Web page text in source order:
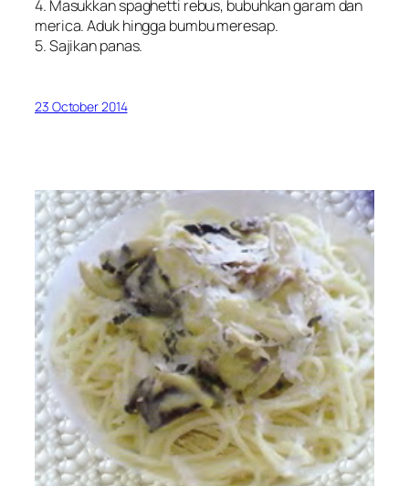
4. Masukkan spaghetti rebus, bubuhkan garam dan
merica. Aduk hingga bumbu meresap.
5. Sajikan panas.
23 October 2014